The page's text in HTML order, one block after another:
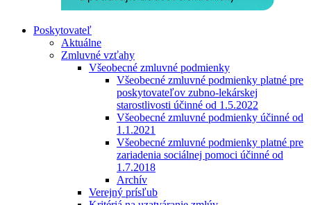
Poskytovateľ
Aktuálne
Zmluvné vzťahy
Všeobecné zmluvné podmienky
Všeobecné zmluvné podmienky platné pre
poskytovateľov zubno-lekárskej
starostlivosti účinné od 1.5.2022
Všeobecné zmluvné podmienky účinné od
1.1.2021
Všeobecné zmluvné podmienky platné pre
zariadenia sociálnej pomoci účinné od
1.7.2018
Archív
Verejný prísľub